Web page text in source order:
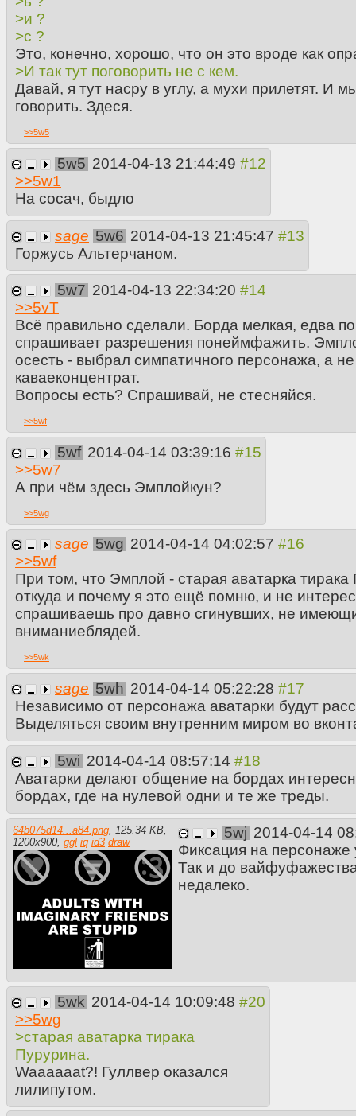
>и ?
>с ?
Это, конечно, хорошо, что он это вроде как
>И так тут поговорить не с кем.
Давай, я тут насру в углу, а мухи прилетят. И
говорить. Здеся.
>>5w5
5w5 2014-04-13 21:44:49
>>5w1
На сосач, быдло
sage 5w6 2014-04-13 21:45:47
Горжусь Альтерчаном.
5w7 2014-04-13 22:34:20
>>5vT
Всё правильно сделали. Борда мелкая, едва
спрашивает разрешения понеймфажить.
осесть - выбрал симпатичного персонажа, а
каваеконцентрат.
Вопросы есть? Спрашивай, не стесняйся.
>>5wf
5wf 2014-04-14 03:39:16
>>5w7
А при чём здесь Эмплойкун?
>>5wg
sage 5wg 2014-04-14 04:02:57
>>5wf
При том, что Эмплой - старая аватарка
откуда и почему я это ещё помню, и не
спрашиваешь про давно сгинувших, не
вниманиеблядей.
>>5wk
sage 5wh 2014-04-14 05:22:28
Независимо от персонажа аватарки будут
Выделяться своим внутренним миром во
5wi 2014-04-14 08:57:14
Аватарки делают общение на бордах
бордах, где на нулевой одни и те же треды.
64b075d14...a84.png 125.34 KB
1200x900 ggl iq id3 draw
5wj 2014-04-14
Фиксация на
Так и до
недалеко.
5wk 2014-04-14 10:09:48
>>5wg
>старая аватарка тирака
Пурурина.
Waaaaaat?! Гуллвер оказался
лилипутом.